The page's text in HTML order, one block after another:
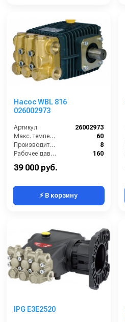
Насос WBL 816
026002973
Артикул:
26002973
Макс. температура воды (°C):
60
Производительность (л/мин):
8
Рабочее давление (бар):
160
Мощность (кВт):
39 000 руб.
⚡ В корзину
IPG E3E2520